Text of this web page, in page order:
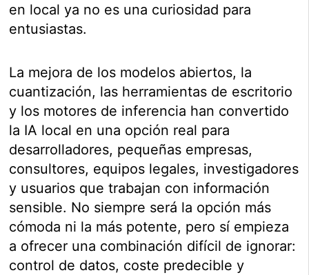
en local ya no es una curiosidad para
entusiastas.
La mejora de los modelos abiertos, la
cuantización, las herramientas de escritorio
y los motores de inferencia han convertido
la IA local en una opción real para
desarrolladores, pequeñas empresas,
consultores, equipos legales, investigadores
y usuarios que trabajan con información
sensible. No siempre será la opción más
cómoda ni la más potente, pero sí empieza
a ofrecer una combinación difícil de ignorar:
control de datos, coste predecible y